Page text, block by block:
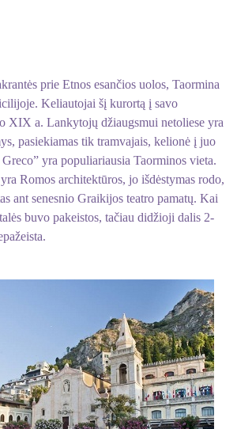
prie Etnos esančios uolos, Taormina
Keliautojai šį kurortą į savo
XIX a. Lankytojų džiaugsmui netoliese yra
pasiekiamas tik tramvajais, kelionė į juo
yra populiariausia Taorminos vieta.
Romos architektūros, jo išdėstymas rodo,
ant senesnio Graikijos teatro pamatų. Kai
buvo pakeistos, tačiau didžioji dalis 2-